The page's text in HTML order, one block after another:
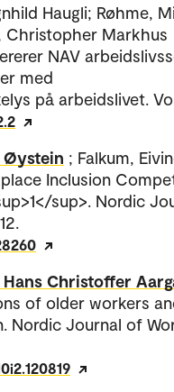
Haugli; Røhme,
Christopher Markhus
NAV
med
på arbeidslivet.
Øystein ; Falkum,
Inclusion
sup>. Nordic
Hans Christoffer
of older workers
Nordic Journal of